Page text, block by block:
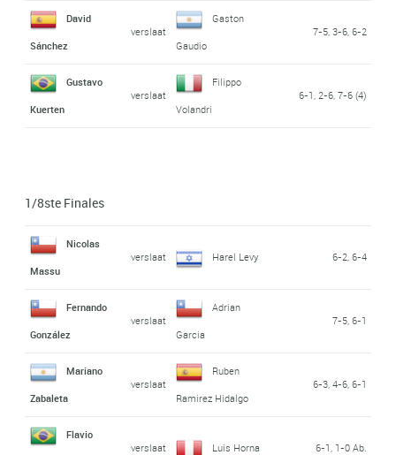
David
Sánchez
verslaat
Gaston
Gaudio
7-5, 3-6, 6-2
Gustavo
Kuerten
verslaat
Filippo
Volandri
6-1, 2-6, 7-6 (4)
1/8ste Finales
Nicolas
Massu
verslaat Harel Levy 6-2, 6-4
Fernando
González
verslaat
Adrian
Garcia
7-5, 6-1
Mariano
Zabaleta
verslaat
Ruben
Ramirez Hidalgo
6-3, 4-6, 6-1
Flavio
verslaat
Luis Horna 6-1, 1-0 Ab.